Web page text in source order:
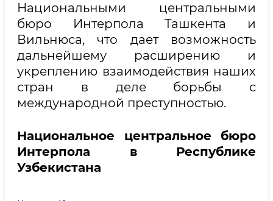
Национальными центральными
бюро Интерпола Ташкента и
Вильнюса, что дает возможность
дальнейшему расширению и
укреплению взаимодействия наших
стран в деле борьбы с
международной преступностью.
Национальное центральное бюро
Интерпола в Республике
Узбекистана